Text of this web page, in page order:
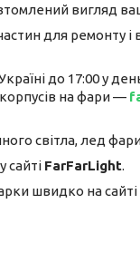
вигляд
для ремонту
до 17:00 у
на фари —
світла, лед
сайті FarFarLight.
швидко на сайті